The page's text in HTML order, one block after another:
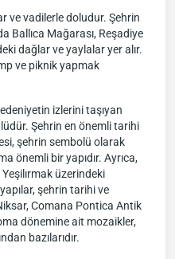
ve vadilerle doludur. Şehrin
Ballıca Mağarası, Reşadiye
dağlar ve yaylalar yer alır.
ve piknik yapmak
izlerini taşıyan
Şehrin en önemli tarihi
şehrin sembolü olarak
önemli bir yapıdır. Ayrıca,
üzerindeki
şehrin tarihi ve
Comana Pontica Antik
dönemine ait mozaikler,
bazılarıdır.